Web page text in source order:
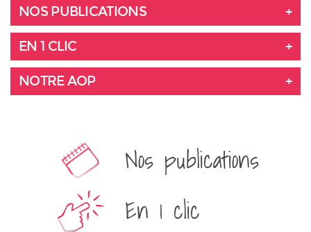
NOS PUBLICATIONS
EN 1 CLIC
NOTRE AOP
Nos publications
En 1 clic